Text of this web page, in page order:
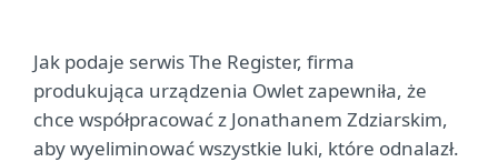
Jak podaje serwis The Register, firma
produkująca urządzenia Owlet zapewniła, że
chce współpracować z Jonathanem Zdziarskim,
aby wyeliminować wszystkie luki, które odnalazł.